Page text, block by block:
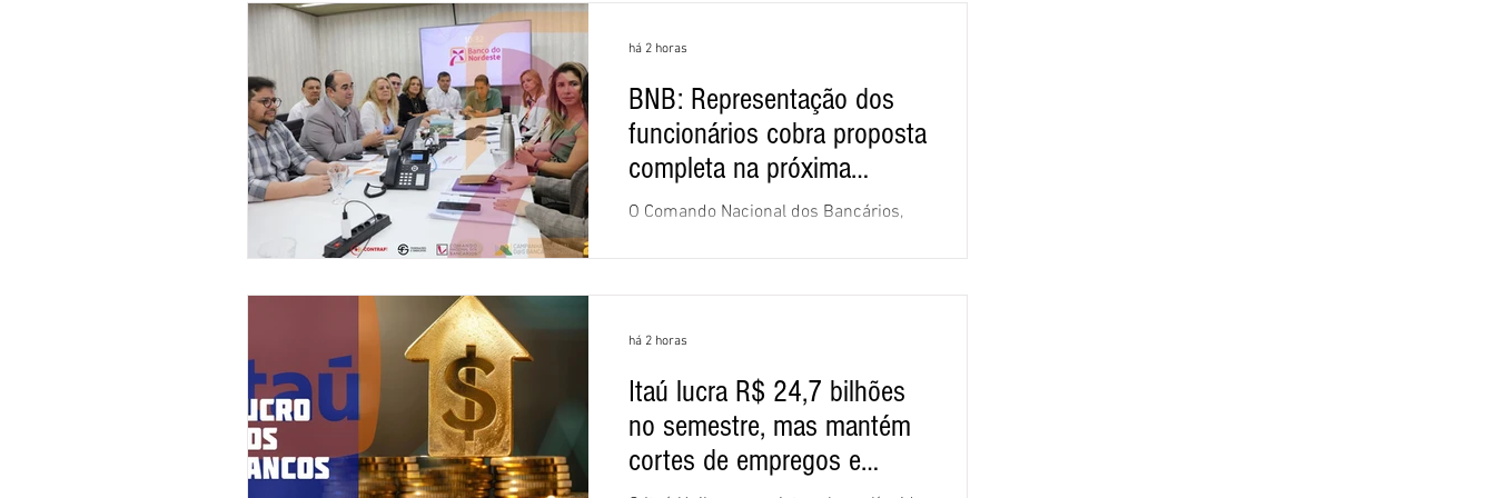
BNB: Representação dos
funcionários cobra proposta
completa na próxima
negociação
O Comando Nacional dos Bancários,
dos Funcionários do Banco do
Nordeste do Brasil (CNFBNB), concluiu
apresentação e o debate da pauta
específica dos trabalhadores do BNB.
Segundo informações do Sindicato
dos Bancários do Ceará, a quarta
rodada de negociação encerrou a
discussão das cláusulas econômicas e
há 2 horas
Itaú lucra R$ 24,7 bilhões
no semestre, mas mantém
cortes de empregos e
há 2 horas